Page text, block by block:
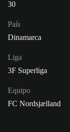
30
País
Dinamarca
Liga
3F Superliga
Equipo
FC Nordsjælland